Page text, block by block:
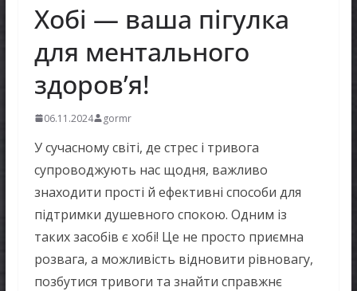
Хобі — ваша пігулка
для ментального
здоров’я!
06.11.2024 gormr
У сучасному світі, де стрес і тривога
супроводжують нас щодня, важливо
знаходити прості й ефективні способи для
підтримки душевного спокою. Одним із
таких засобів є хобі! Це не просто приємна
розвага, а можливість відновити рівновагу,
позбутися тривоги та знайти справжнє